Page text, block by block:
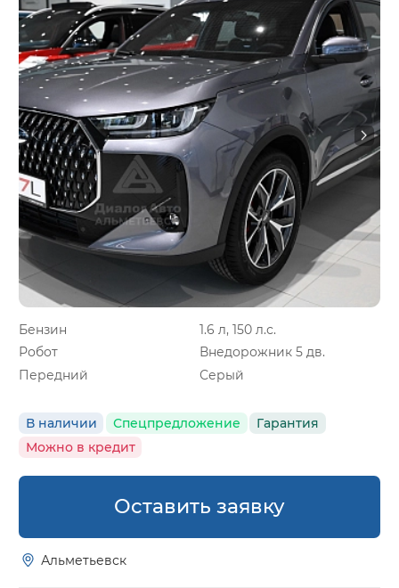
Бензин
1.6 л, 150 л.с.
Робот
Внедорожник 5 дв.
Передний
Серый
В наличии Спецпредложение
Гарантия
Можно в кредит
Оставить заявку
Альметьевск